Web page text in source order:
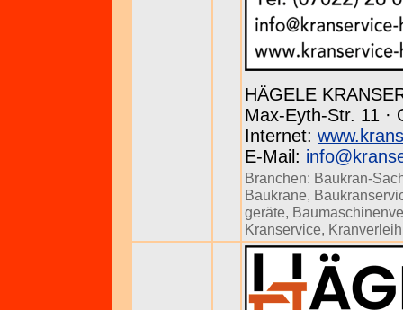
HÄGELE
Max-Eyth-Str. 11 ·
Internet:
E-Mail:
Branchen: Baukran-
Baukrane,
geräte,
Kranservice, Kranverleih